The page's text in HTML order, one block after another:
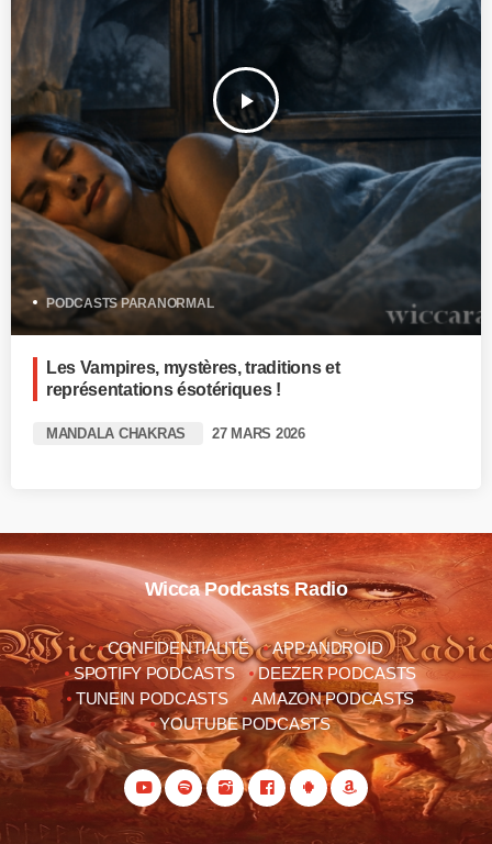
play_arrow
PODCASTS PARANORMAL
Les Vampires, mystères, traditions et
représentations ésotériques !
MANDALA CHAKRAS 27 MARS 2026
Wicca Podcasts Radio
CONFIDENTIALITÉ
APP ANDROID
SPOTIFY PODCASTS
DEEZER PODCASTS
TUNEIN PODCASTS
AMAZON PODCASTS
YOUTUBE PODCASTS